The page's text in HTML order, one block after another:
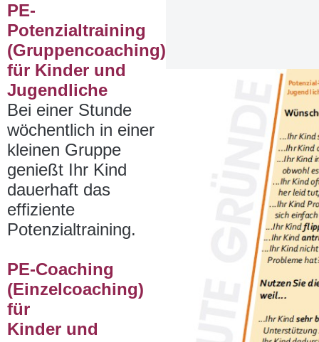
PE-
Potenzialtraining
(Gruppencoaching)
für Kinder und
Jugendliche
Bei einer Stunde
wöchentlich in einer
kleinen Gruppe
genießt Ihr Kind
dauerhaft das
effiziente
Potenzialtraining.
PE-Coaching
(Einzelcoaching)
für
Kinder und